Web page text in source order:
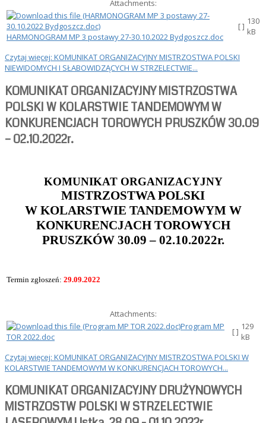
Attachments:
HARMONOGRAM MP 3 postawy 27-30.10.2022 Bydgoszcz.doc
[ ] 130
kB
Czytaj więcej: KOMUNIKAT ORGANIZACYJNY MISTRZOSTWA POLSKI
NIEWIDOMYCH I SŁABOWIDZĄCYCH W STRZELECTWIE...
KOMUNIKAT ORGANIZACYJNY MISTRZOSTWA
POLSKI W KOLARSTWIE TANDEMOWYM W
KONKURENCJACH TOROWYCH PRUSZKÓW 30.09
– 02.10.2022r.
KOMUNIKAT ORGANIZACYJNY
MISTRZOSTWA POLSKI
W KOLARSTWIE TANDEMOWYM W
KONKURENCJACH TOROWYCH
PRUSZKÓW 30.09 – 02.10.2022r.
Termin zgłoszeń: 29.09.2022
Attachments:
Program MP
TOR 2022.doc
[ ] 129
kB
Czytaj więcej: KOMUNIKAT ORGANIZACYJNY MISTRZOSTWA POLSKI W
KOLARSTWIE TANDEMOWYM W KONKURENCJACH TOROWYCH...
KOMUNIKAT ORGANIZACYJNY DRUŻYNOWYCH
MISTRZOSTW POLSKI W STRZELECTWIE